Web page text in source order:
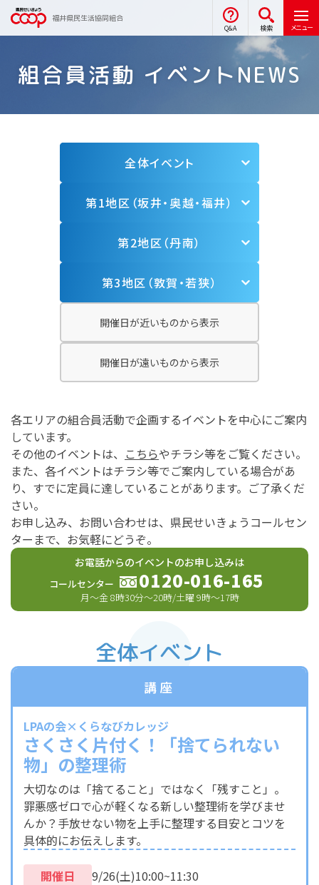
福井県民生活協同組合
Q&A 検索 メニュー
組合員活動 イベントNEWS
全体イベント
第1地区（坂井・奥越・福井）
第2地区（丹南）
第3地区（敦賀・若狭）
開催日が近いものから表示
開催日が遠いものから表示
各エリアの組合員活動で企画するイベントを中心にご案内
しています。
その他のイベントは、 こちらやチラシ等をご覧ください。
また、各イベントはチラシ等でご案内している場合があ
り、すでに定員に達していることがあります。ご了承くだ
さい。
お申し込み、お問い合わせは、県民せいきょうコールセン
ターまで、お気軽にどうぞ。
お電話からのイベントのお申し込みは
コールセンター 0120-016-165
月～金 8時30分～20時/土曜 9時～17時
全体イベント
講座
LPAの会×くらなびカレッジ
さくさく片付く！「捨てられない
物」の整理術
大切なのは「捨てること」ではなく「残すこと」。
罪悪感ゼロで心が軽くなる新しい整理術を学びませ
んか？手放せない物を上手に整理する目安とコツを
具体的にお伝えします。
開催日
9/26(土)10:00~11:30